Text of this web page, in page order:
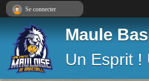
Maule
Un Esprit !
Se connecter
Panneau de gestion des cookies